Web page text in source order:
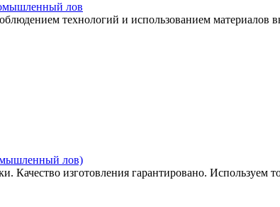
лов
технологий и использованием материалов
лов)
изготовления гарантировано. Используем